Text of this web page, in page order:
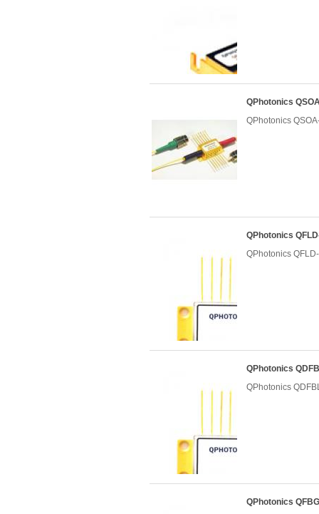
QPhotonics
QPhotonics
QPhotonics
QPhotonics
QPhotonics
QPhotonics
QPhotonics